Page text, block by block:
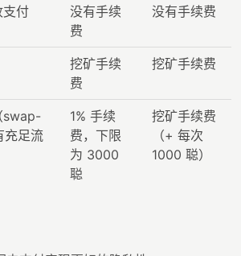
支付
没有手续
费
没有手续费
挖矿手续
费
挖矿手续费
swap-
充足流
1% 手续
费，下限
为 3000
聪
挖矿手续费
（+ 每次
1000 聪）